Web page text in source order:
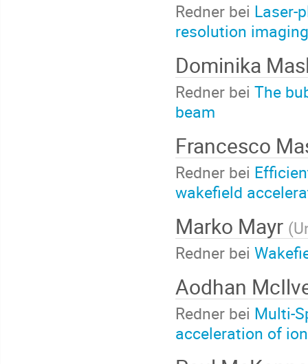
Redner bei Laser-
resolution
Dominika
Redner bei The
beam
Francesco
Redner bei
wakefield
Marko Mayr (
Redner bei
Aodhan
Redner bei Multi-
acceleration of